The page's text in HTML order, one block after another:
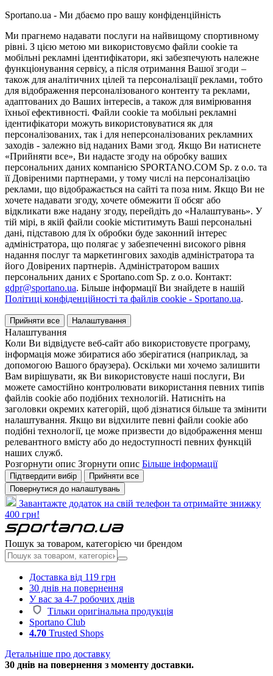
Sportano.ua - Ми дбаємо про вашу конфіденційність
Ми прагнемо надавати послуги на найвищому спортивному
рівні. З цією метою ми використовуємо файли cookie та
мобільні рекламні ідентифікатори, які забезпечують належне
функціонування сервісу, а після отримання Вашої згоди –
також для аналітичних цілей та персоналізації реклами, тобто
для відображення персоналізованого контенту та реклами,
адаптованих до Ваших інтересів, а також для вимірювання
їхньої ефективності. Файли cookie та мобільні рекламні
ідентифікатори можуть використовуватися як для
персоналізованих, так і для неперсоналізованих рекламних
заходів - залежно від наданих Вами згод. Якщо Ви натиснете
«Прийняти все», Ви надасте згоду на обробку ваших
персональних даних компанією SPORTANO.COM Sp. z o.o. та
її Довіреними партнерами, у тому числі на персоналізацію
реклами, що відображається на сайті та поза ним. Якщо Ви не
хочете надавати згоду, хочете обмежити її обсяг або
відкликати вже надану згоду, перейдіть до «Налаштувань». У
тій мірі, в якій файли cookie міститимуть Ваші персональні
дані, підставою для їх обробки буде законний інтерес
адміністратора, що полягає у забезпеченні високого рівня
надання послуг та маркетингових заходів адміністратора та
його Довірених партнерів. Адміністратором ваших
персональних даних є Sportano.com Sp. z o.o. Контакт:
gdpr@sportano.ua. Більше інформації Ви знайдете в нашій
Політиці конфіденційності та файлів cookie - Sportano.ua.
Прийняти все Налаштування
Налаштування
Коли Ви відвідуєте веб-сайт або використовуєте програму,
інформація може збиратися або зберігатися (наприклад, за
допомогою Вашого браузера). Оскільки ми хочемо залишити
Вам вирішувати, як Ви використовуєте наші послуги, Ви
можете самостійно контролювати використання певних типів
файлів cookie або подібних технологій. Натисніть на
заголовки окремих категорій, щоб дізнатися більше та змінити
налаштування. Якщо ви відхилите певні файли cookie або
подібні технології, це може призвести до відображення менш
релевантного вмісту або до недоступності певних функцій
наших служб.
Розгорнути опис Згорнути опис Більше інформації
Підтвердити вибір
Прийняти все
Повернутися до налаштувань
Завантажте додаток на свій телефон та отримайте знижку
400 грн!
Пошук за товаром, категорією чи брендом
Доставка від 119 грн
30 днів на повернення
У вас за 4-7 робочих днів
Тільки оригінальна продукція
Sportano Club
4.70 Trusted Shops
Детальніше про доставку
30 днів на повернення з моменту доставки.